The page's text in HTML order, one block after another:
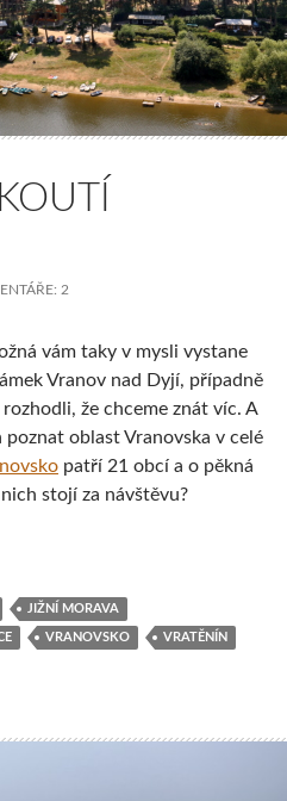
2
vám taky v mysli vystane
Vranov nad Dyjí, případně
že chceme znát víc. A
oblast Vranovska v celé
patří 21 obcí a o pěkná
stojí za návštěvu?
Vranovska
JIŽNÍ MORAVA
VRANOVSKO VRATĚNÍN